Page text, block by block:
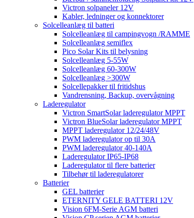
Victron solpaneler 12V
Kabler, ledninger og konnektorer
Solcelleanlæg til batteri
Solcelleanlæg til campingvogn /RAMME
Solcelleanlæg semiflex
Pico Solar Kits til belysning
Solcelleanlæg 5-55W
Solcelleanlæg 60-300W
Solcelleanlæg >300W
Solcellepakker til fritidshus
Vandrensning, Backup, overvågning
Laderegulator
Victron SmartSolar laderegulator MPPT
Victron BlueSolar laderegulator MPPT
MPPT laderegulator 12/24/48V
PWM laderegulator op til 30A
PWM laderegulator 40-140A
Laderegulator IP65-IP68
Laderegulator til flere batterier
Tilbehør til laderegulatorer
Batterier
GEL batterier
ETERNITY GELE BATTERI 12V
Vision 6FM-Serie AGM batteri